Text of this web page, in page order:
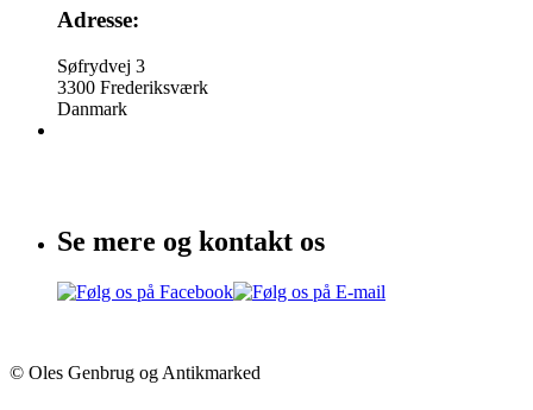
Adresse:
Søfrydvej 3
3300 Frederiksværk
Danmark
Se mere og kontakt os
© Oles Genbrug og Antikmarked